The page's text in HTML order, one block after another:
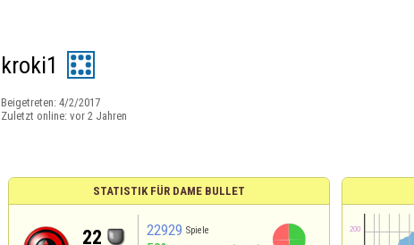
kroki1
Beigetreten: 4/2/2017
Zuletzt online: vor 2 Jahren
STATISTIK FÜR DAME BULLET
22 22929 Spiele